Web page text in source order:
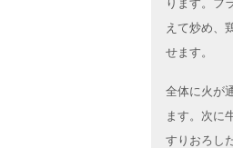
ります。フ
えて炒め、
せます。
全体に火が
ます。次に
すりおろし